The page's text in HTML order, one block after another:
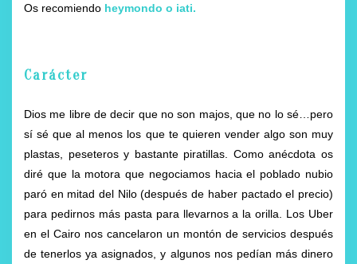
Os recomiendo heymondo o iati.
Carácter
Dios me libre de decir que no son majos, que no lo sé…pero
sí sé que al menos los que te quieren vender algo son muy
plastas, peseteros y bastante piratillas. Como anécdota os
diré que la motora que negociamos hacia el poblado nubio
paró en mitad del Nilo (después de haber pactado el precio)
para pedirnos más pasta para llevarnos a la orilla. Los Uber
en el Cairo nos cancelaron un montón de servicios después
de tenerlos ya asignados, y algunos nos pedían más dinero